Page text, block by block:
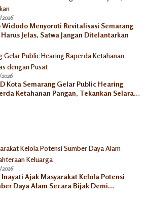
2026
Widodo Menyoroti Revitalisasi Semarang
Jelas, Satwa Jangan Ditelantarkan
Kota Semarang Gelar Public Hearing
Ketahanan Pangan, Tekankan Selaras
2026
Ajak Masyarakat Kelola Potensi
Daya Alam Secara Bijak Demi